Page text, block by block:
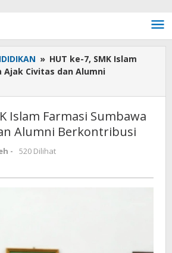
» HUT ke-7, SMK Islam
Ajak Civitas dan Alumni
Islam Farmasi Sumbawa
Alumni Berkontribusi
-
520 Dilihat